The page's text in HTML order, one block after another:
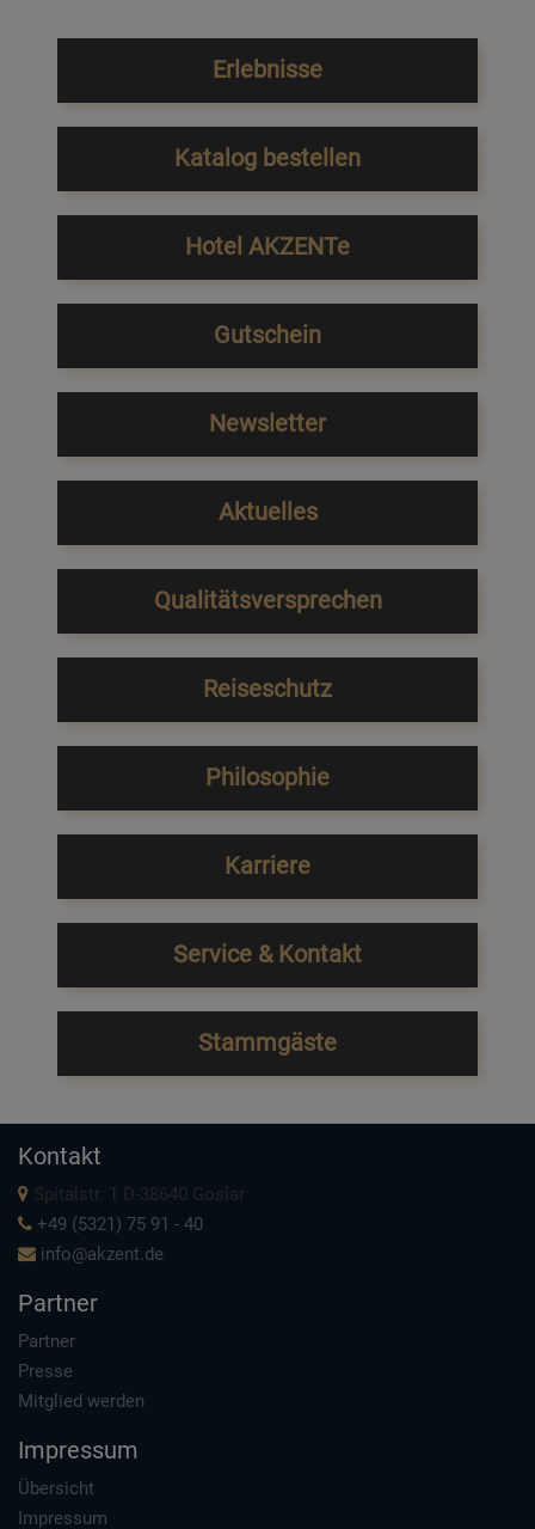
Erlebnisse
Katalog bestellen
Hotel AKZENTe
Gutschein
Newsletter
Aktuelles
Qualitätsversprechen
Reiseschutz
Philosophie
Karriere
Service & Kontakt
Stammgäste
Kontakt
Spitalstr. 1 D-38640 Goslar
+49 (5321) 75 91 - 40
info@akzent.de
Partner
Partner
Presse
Mitglied werden
Impressum
Übersicht
Impressum